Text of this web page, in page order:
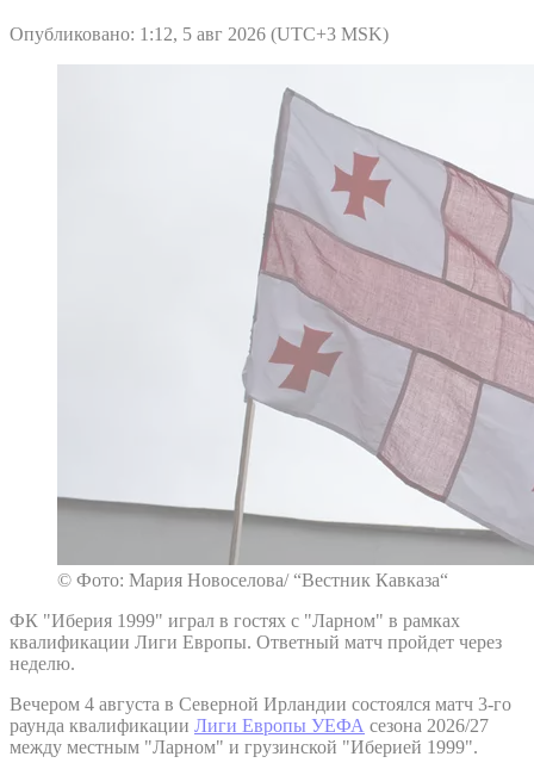
Опубликовано: 1:12, 5 авг 2026 (UTC+3 MSK)
© Фото: Мария Новоселова/ “Вестник Кавказа“
ФК "Иберия 1999" играл в гостях с "Ларном" в рамках
квалификации Лиги Европы. Ответный матч пройдет через
неделю.
Вечером 4 августа в Северной Ирландии состоялся матч 3-го
раунда квалификации Лиги Европы УЕФА сезона 2026/27
между местным "Ларном" и грузинской "Иберией 1999".